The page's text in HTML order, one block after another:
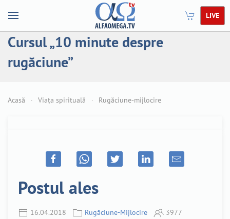
LIVE
Cursul „10 minute despre
rugăciune”
Acasă Viața spirituală Rugăciune-mijlocire
Postul ales
16.04.2018 Rugăciune-Mijlocire 3977